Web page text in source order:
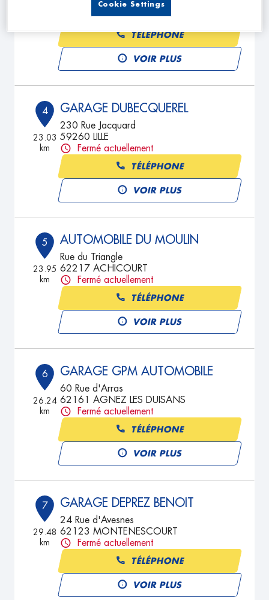
62117 BREBIERES
Fermé actuellement
TÉLÉPHONE
VOIR PLUS
4
23.03
km
GARAGE DUBECQUEREL
230 Rue Jacquard
59260 LILLE
Fermé actuellement
TÉLÉPHONE
VOIR PLUS
5
23.95
km
AUTOMOBILE DU MOULIN
Rue du Triangle
62217 ACHICOURT
Fermé actuellement
TÉLÉPHONE
VOIR PLUS
6
26.24
km
GARAGE GPM AUTOMOBILE
60 Rue d'Arras
62161 AGNEZ LES DUISANS
Fermé actuellement
TÉLÉPHONE
VOIR PLUS
7
29.48
km
GARAGE DEPREZ BENOIT
24 Rue d'Avesnes
62123 MONTENESCOURT
Fermé actuellement
TÉLÉPHONE
VOIR PLUS
Cookie Settings